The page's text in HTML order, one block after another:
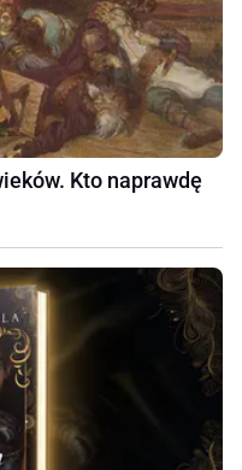
Kto naprawdę